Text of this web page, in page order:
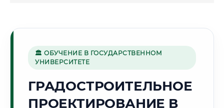
🌆
Г. АЛМА-АТА
🏛 ОБУЧЕНИЕ В ГОСУДАРСТВЕННОМ
УНИВЕРСИТЕТЕ
ГРАДОСТРОИТЕЛЬНОЕ
ПРОЕКТИРОВАНИЕ В